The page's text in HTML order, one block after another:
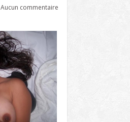
Aucun commentaire